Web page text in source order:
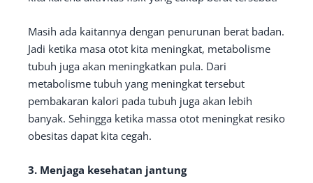
Masih ada kaitannya dengan penurunan berat badan.
Jadi ketika masa otot kita meningkat, metabolisme
tubuh juga akan meningkatkan pula. Dari
metabolisme tubuh yang meningkat tersebut
pembakaran kalori pada tubuh juga akan lebih
banyak. Sehingga ketika massa otot meningkat resiko
obesitas dapat kita cegah.
3. Menjaga kesehatan jantung